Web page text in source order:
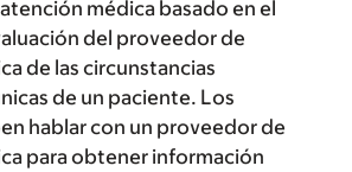
médica basado en el
del proveedor de
de las circunstancias
de un paciente. Los
hablar con un proveedor de
para obtener información